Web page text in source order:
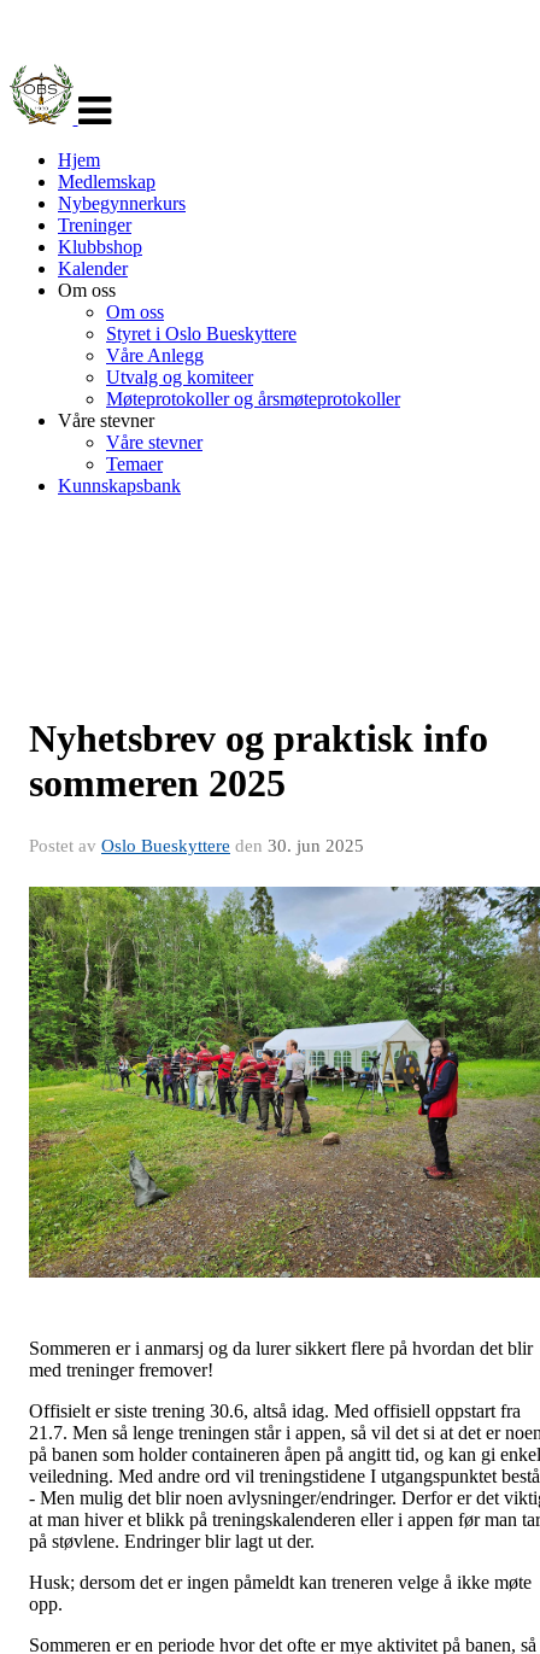
navigasjon
Hjem
Medlemskap
Nybegynnerkurs
Treninger
Klubbshop
Kalender
Om oss
Om oss
Styret i Oslo Bueskyttere
Våre Anlegg
Utvalg og komiteer
Møteprotokoller og årsmøteprotokoller
Våre stevner
Våre stevner
Temaer
Kunnskapsbank
Nyhetsbrev og praktisk info
sommeren 2025
Postet av Oslo Bueskyttere den 30. jun 2025
Sommeren er i anmarsj og da lurer sikkert flere på hvordan det blir
med treninger fremover!
Offisielt er siste trening 30.6, altså idag. Med offisiell oppstart fra
21.7. Men så lenge treningen står i appen, så vil det si at det er
på banen som holder containeren åpen på angitt tid, og kan gi enkel
veiledning. Med andre ord vil treningstidene I utgangspunktet bestå
- Men mulig det blir noen avlysninger/endringer. Derfor er det
at man hiver et blikk på treningskalenderen eller i appen før man tar
på støvlene. Endringer blir lagt ut der.
Husk; dersom det er ingen påmeldt kan treneren velge å ikke møte
opp.
Sommeren er en periode hvor det ofte er mye aktivitet på banen, så